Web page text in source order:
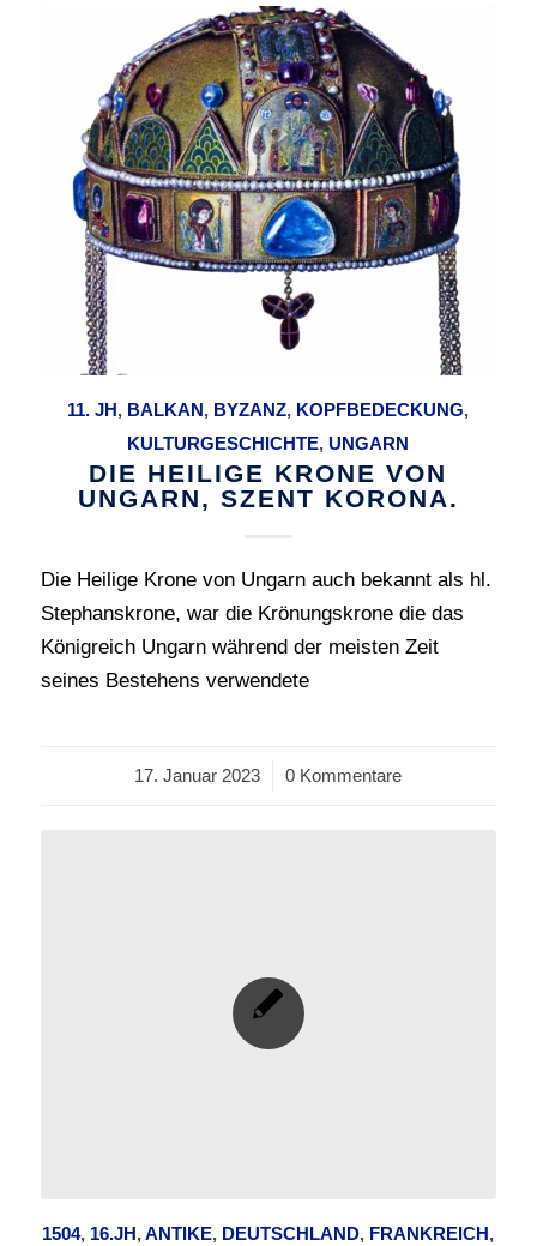
11. JH, BALKAN, BYZANZ, KOPFBEDECKUNG,
KULTURGESCHICHTE,UNGARN
DIE HEILIGE KRONE VON
UNGARN, SZENT KORONA.
Die Heilige Krone von Ungarn auch bekannt als hl.
Stephanskrone, war die Krönungskrone die das
Königreich Ungarn während der meisten Zeit
seines Bestehens verwendete
17. Januar 2023
/ 0 Kommentare
1504, 16.JH,ANTIKE, DEUTSCHLAND, FRANKREICH,